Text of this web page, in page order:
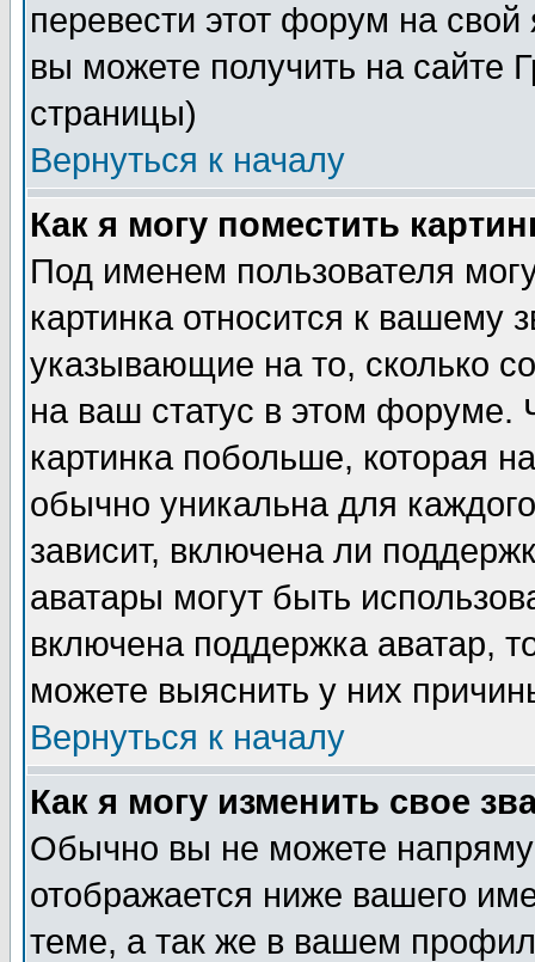
перевести этот форум на
вы можете получить на сайте
страницы)
Вернуться к началу
Как я могу поместить
Под именем пользователя
картинка относится к вашему
указывающие на то, сколько
на ваш статус в этом форуме.
картинка побольше, которая
обычно уникальна для
зависит, включена ли
аватары могут быть
включена поддержка аватар,
можете выяснить у них
Вернуться к началу
Как я могу изменить свое
Обычно вы не можете
отображается ниже вашего
теме, а так же в вашем